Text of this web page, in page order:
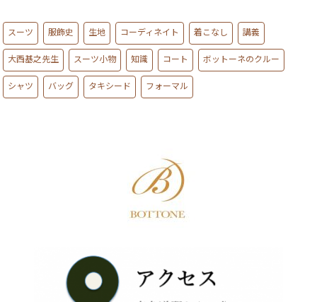
スーツ 服飾史 生地 コーディネイト 着こなし 講義
大西基之先生 スーツ小物 知識 コート ボットーネのクルー
シャツ バッグ タキシード フォーマル